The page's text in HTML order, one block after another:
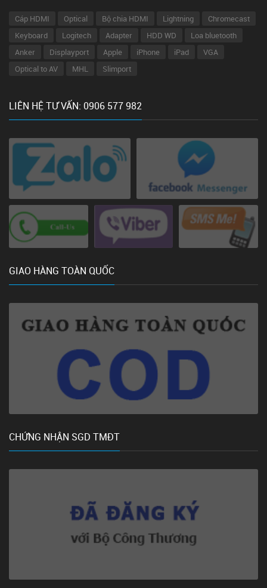
Cáp HDMI Optical Bộ chia HDMI Lightning
Chromecast
Keyboard
Logitech Adapter HDD WD
Loa bluetooth
Anker
Displayport Apple iPhone iPad
VGA
Optical to AV
MHL Slimport
LIÊN HỆ TƯ VẤN: 0906 577 982
GIAO HÀNG TOÀN QUỐC
CHỨNG NHẬN SGD TMĐT